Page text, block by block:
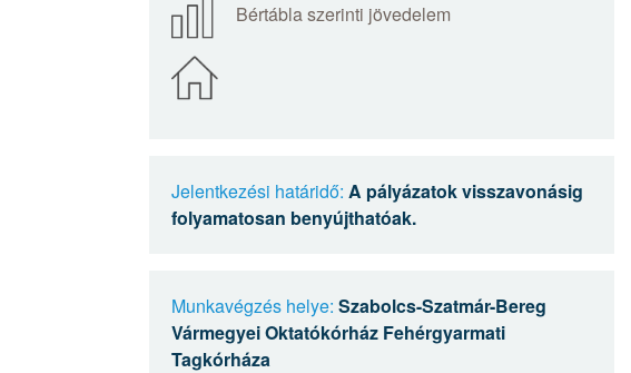
Bértábla szerinti jövedelem
Jelentkezési határidő: A pályázatok visszavonásig
folyamatosan benyújthatóak.
Munkavégzés helye: Szabolcs-Szatmár-Bereg
Vármegyei Oktatókórház Fehérgyarmati
Tagkórháza